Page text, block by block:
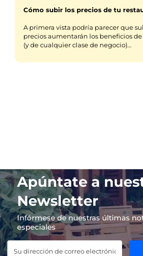
Cómo subir los precios de tu
A primera vista podría parecer que
precios aumentarán los beneficios
(y de cualquier clase de negocio)…
Apúntate a
Newsletter
Infórmese de nuestras últimas
especiales